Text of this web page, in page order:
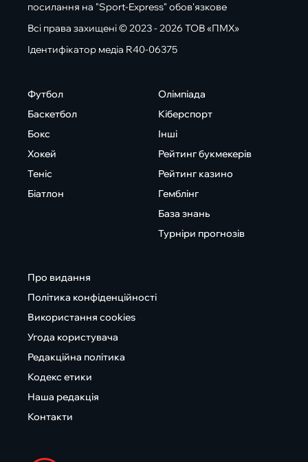
посилання на "Sport-Express" обов'язкове
Всі права захищені © 2023 - 2026 ТОВ «ПМХ»
Ідентифікатор медіа R40-06375
Футбол
Баскетбол
Бокс
Хокей
Теніс
Біатлон
Олімпіада
Кіберспорт
Інші
Рейтинг букмекерів
Рейтинг казино
Гемблінг
База знань
Турніри прогнозів
Про видання
Політика конфіденційності
Використання cookies
Угода користувача
Редакційна політика
Кодекс етики
Наша редакція
Контакти